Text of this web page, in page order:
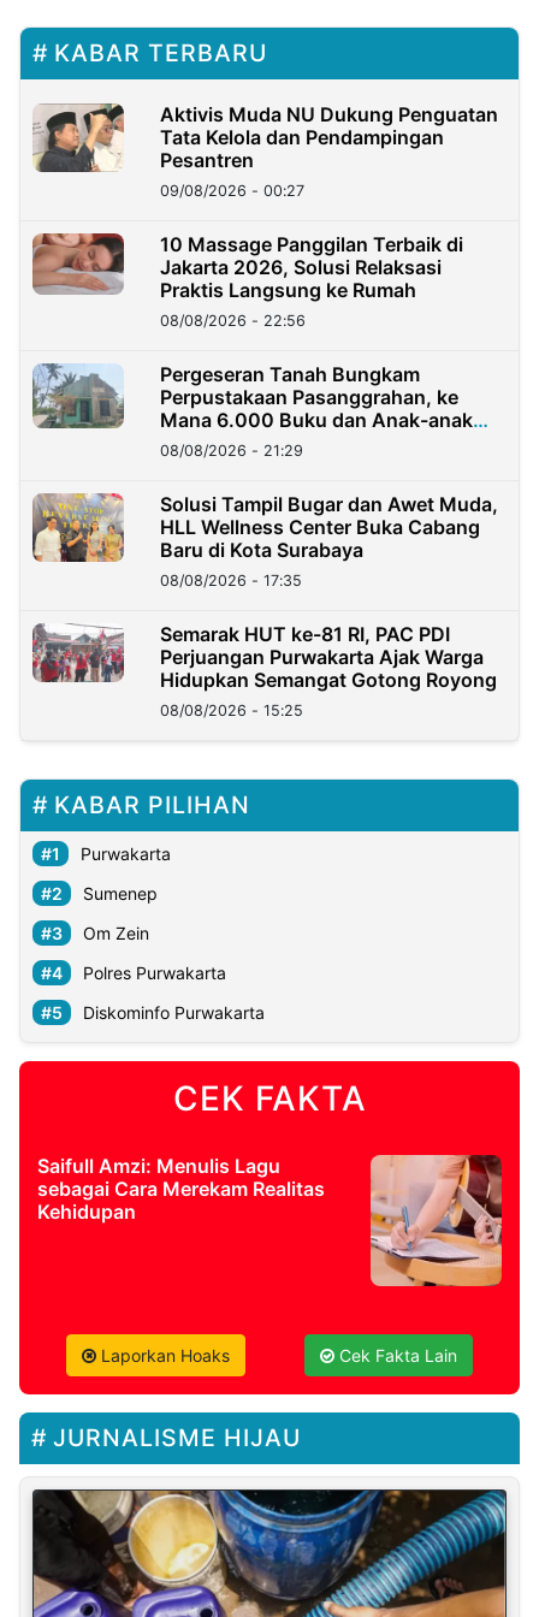
KABAR TERBARU
Aktivis Muda NU Dukung Penguatan
Tata Kelola dan Pendampingan
Pesantren
09/08/2026 - 00:27
10 Massage Panggilan Terbaik di
Jakarta 2026, Solusi Relaksasi
Praktis Langsung ke Rumah
08/08/2026 - 22:56
Pergeseran Tanah Bungkam
Perpustakaan Pasanggrahan, ke
Mana 6.000 Buku dan Anak-anak
Kini?
08/08/2026 - 21:29
Solusi Tampil Bugar dan Awet Muda,
HLL Wellness Center Buka Cabang
Baru di Kota Surabaya
08/08/2026 - 17:35
Semarak HUT ke-81 RI, PAC PDI
Perjuangan Purwakarta Ajak Warga
Hidupkan Semangat Gotong Royong
08/08/2026 - 15:25
KABAR PILIHAN
Purwakarta
Sumenep
Om Zein
Polres Purwakarta
Diskominfo Purwakarta
CEK FAKTA
Saifull Amzi: Menulis Lagu
sebagai Cara Merekam Realitas
Kehidupan
Laporkan Hoaks Cek Fakta Lain
JURNALISME HIJAU